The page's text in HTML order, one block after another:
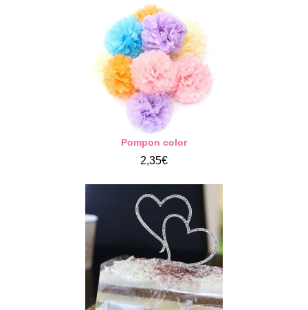
Pompon color
2,35€